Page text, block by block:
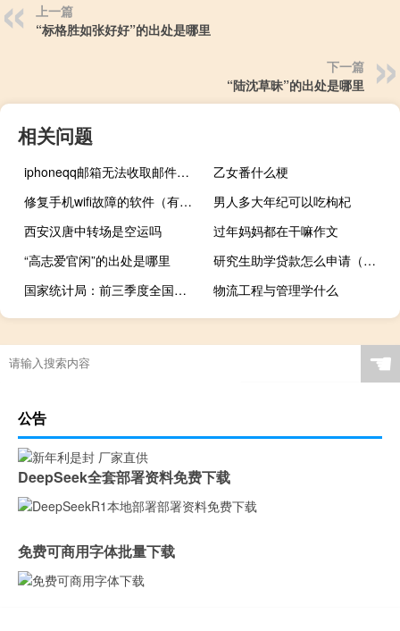
上一篇
“标格胜如张好好”的出处是哪里
下一篇
“陆沈草昧”的出处是哪里
相关问题
iphoneqq邮箱无法收取邮件（iphoneqq4.2）
乙女番什么梗
修复手机wifi故障的软件（有什么软件可以修复手机上的wifi吗）
男人多大年纪可以吃枸杞
西安汉唐中转场是空运吗
过年妈妈都在干嘛作文
“高志爱官闲”的出处是哪里
研究生助学贷款怎么申请（研究生助学贷款）
国家统计局：前三季度全国网上零售额108198亿元 同比增长11.6%
物流工程与管理学什么
☚
公告
DeepSeek全套部署资料免费下载
免费可商用字体批量下载